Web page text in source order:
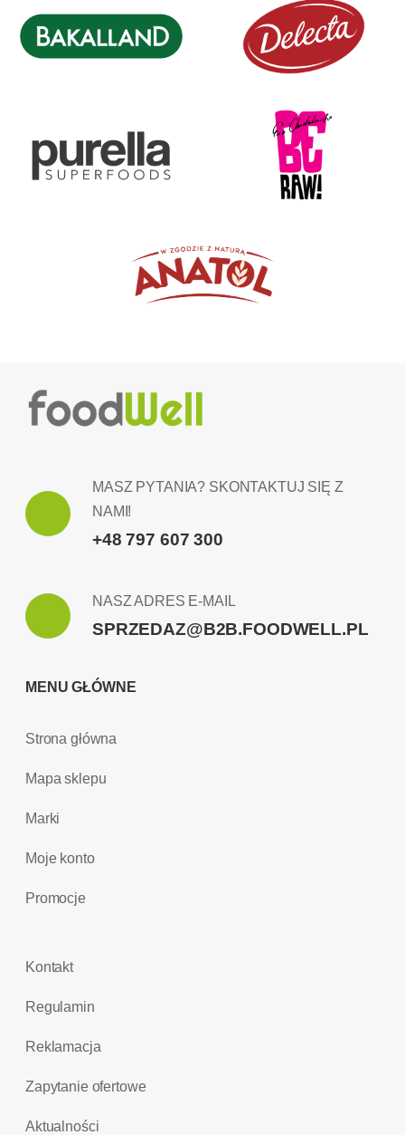
MASZ PYTANIA? SKONTAKTUJ SIĘ Z
NAMI!
+48 797 607 300
NASZ ADRES E-MAIL
SPRZEDAZ@B2B.FOODWELL.PL
MENU GŁÓWNE
Strona główna
Mapa sklepu
Marki
Moje konto
Promocje
Kontakt
Regulamin
Reklamacja
Zapytanie ofertowe
Aktualności